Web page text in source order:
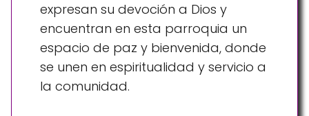
expresan su devoción a Dios y
encuentran en esta parroquia un
espacio de paz y bienvenida, donde
se unen en espiritualidad y servicio a
la comunidad.